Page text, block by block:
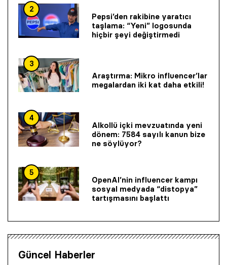
2
Pepsi’den rakibine yaratıcı
taşlama: “Yeni” logosunda
hiçbir şeyi değiştirmedi
3
Araştırma: Mikro influencer’lar
megalardan iki kat daha etkili!
4
Alkollü içki mevzuatında yeni
dönem: 7584 sayılı kanun bize
ne söylüyor?
5
OpenAI’nin influencer kampı
sosyal medyada “distopya”
tartışmasını başlattı
Güncel Haberler